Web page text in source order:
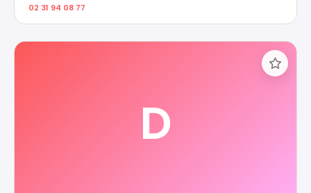
02 31 94 08 77
D